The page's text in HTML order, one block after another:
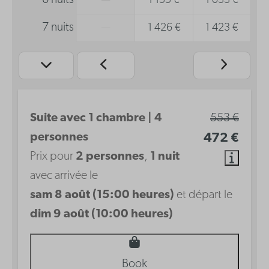
7 nuits 1 426 € 1 423 €
553 €
472 €
Suite avec 1 chambre | 4
personnes
Prix pour 2 personnes, 1 nuit
avec arrivée le
sam 8 août (15:00 heures) et départ le
dim 9 août (10:00 heures)
Book